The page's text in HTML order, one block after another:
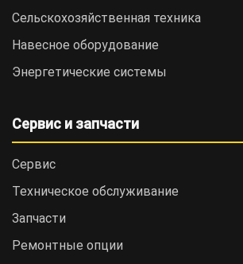
Сельскохозяйственная техника
Навесное оборудование
Энергетические системы
Сервис и запчасти
Сервис
Техническое обслуживание
Запчасти
Ремонтные опции